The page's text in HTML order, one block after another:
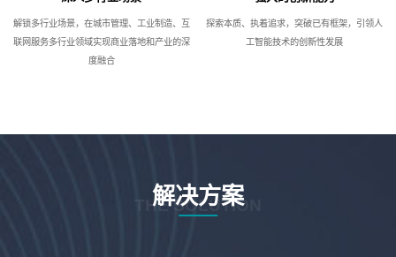
解锁多行业场景，在城市管理、工业制造、互
联网服务多行业领域实现商业落地和产业的深
度融合
探索本质、执着追求，突破已有框架，引领人
工智能技术的创新性发展
解决方案
THE SOLUTION